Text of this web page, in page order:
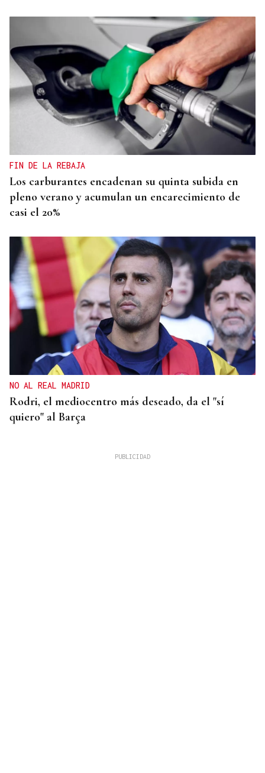
FIN DE LA REBAJA
Los carburantes encadenan su quinta subida en
pleno verano y acumulan un encarecimiento de
casi el 20%
NO AL REAL MADRID
Rodri, el mediocentro más deseado, da el "sí
quiero" al Barça